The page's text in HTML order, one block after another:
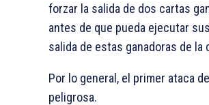
forzar la salida de dos cartas
antes de que pueda ejecutar
salida de estas ganadoras de
Por lo general, el primer ataca
peligrosa.